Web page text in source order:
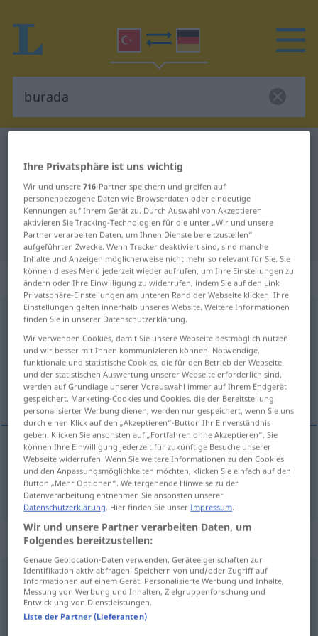
Türkisch-Deutsch Übersetzung für
"burada"
"burada" Deutsch Übersetzung
„burada“
burada
Übersicht aller Übersetzungen
(Für mehr Details die Übersetzung anklicken/antippen)
hier
hier burada
Beispielsätze für "burada"
demekburada kalacaksın gayrı?
du bleibstalso noch weiter hier?
Ihre Privatsphäre ist uns wichtig
Wir und unsere716-Partner speichern und greifen auf
personenbezogene Daten wie Browserdaten oder eindeutige
Kennungen auf Ihrem Gerät zu. Durch Auswahl von Akzeptieren
aktivieren Sie Tracking-Technologien für die unter „Wir und unsere
Partner verarbeiten Daten, um Ihnen Dienste bereitzustellen“
aufgeführten Zwecke. Wenn Tracker deaktiviert sind, sind manche
Inhalte und Anzeigen möglicherweise nicht mehr so relevant für Sie. Sie
können dieses Menü jederzeit wieder aufrufen, um Ihre Einstellungen zu
ändern oder Ihre Einwilligung zu widerrufen, indem Sie auf den Link
Privatsphäre-Einstellungen am unteren Rand der Webseite klicken. Ihre
Einstellungen gelten innerhalb unseres Website. Weitere Informationen
finden Sie in unserer Datenschutzerklärung.
Wir verwenden Cookies, damit Sie unsere Webseite bestmöglich nutzen
und wir besser mit Ihnen kommunizieren können. Notwendige,
funktionale und statistische Cookies, die für den Betrieb der Webseite
und der statistischen Auswertung unserer Webseite erforderlich sind,
werden auf Grundlage unserer Vorauswahl immer auf Ihrem Endgerät
gespeichert. Marketing-Cookies und Cookies, die der Bereitstellung
personalisierter Werbung dienen, werden nur gespeichert, wenn Sie uns
durch einen Klick auf den „Akzeptieren“-Button Ihr Einverständnis
geben. Klicken Sie ansonsten auf „Fortfahren ohne Akzeptieren“. Sie
können Ihre Einwilligung jederzeit für zukünftige Besuche unserer
Webseite widerrufen. Wenn Sie weitere Informationen zu den Cookies
und den Anpassungsmöglichkeiten möchten, klicken Sie einfach auf den
Button „Mehr Optionen“. Weitergehende Hinweise zu der
Datenverarbeitung entnehmen Sie ansonsten unserer
Datenschutzerklärung. Hier finden Sie unserImpressum.
Wir und unsere Partner verarbeiten Daten, um
Folgendes bereitzustellen:
Genaue Geolocation-Daten verwenden. Geräteeigenschaften zur
Identifikation aktiv abfragen. Speichern von und/oder Zugriff auf
Informationen auf einem Gerät. Personalisierte Werbung und Inhalte,
Messung von Werbung und Inhalten, Zielgruppenforschung und
Entwicklung von Dienstleistungen.
Liste der Partner (Lieferanten)